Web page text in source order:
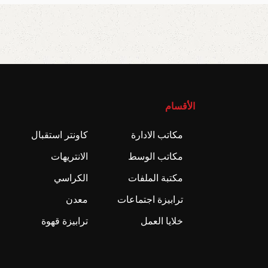
الأقسام
مكاتب الادارة
مكاتب الوسط
مكتبة الملفات
ترابيزة اجتماعات
خلايا العمل
كاونتر استقبال
الانتريهات
الكراسي
معدن
ترابيزة قهوة